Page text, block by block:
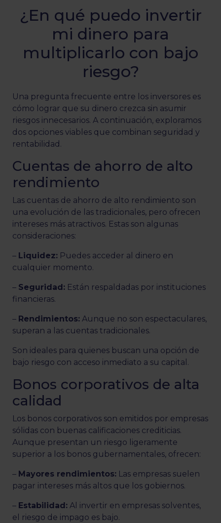
¿En qué puedo invertir
mi dinero para
multiplicarlo con bajo
riesgo?
Una pregunta frecuente entre los inversores es
cómo lograr que su dinero crezca sin asumir
riesgos innecesarios. A continuación, exploramos
dos opciones viables que combinan seguridad y
rentabilidad.
Cuentas de ahorro de alto
rendimiento
Las cuentas de ahorro de alto rendimiento son
una evolución de las tradicionales, pero ofrecen
intereses más atractivos. Estas son algunas
consideraciones:
– Liquidez: Puedes acceder al dinero en
cualquier momento.
– Seguridad: Están respaldadas por instituciones
financieras.
– Rendimientos: Aunque no son espectaculares,
superan a las cuentas tradicionales.
Son ideales para quienes buscan una opción de
bajo riesgo con acceso inmediato a su capital.
Bonos corporativos de alta
calidad
Los bonos corporativos son emitidos por empresas
sólidas con buenas calificaciones crediticias.
Aunque presentan un riesgo ligeramente
superior a los bonos gubernamentales, ofrecen:
– Mayores rendimientos: Las empresas suelen
pagar intereses más altos que los gobiernos.
– Estabilidad: Al invertir en empresas solventes,
el riesgo de impago es bajo.